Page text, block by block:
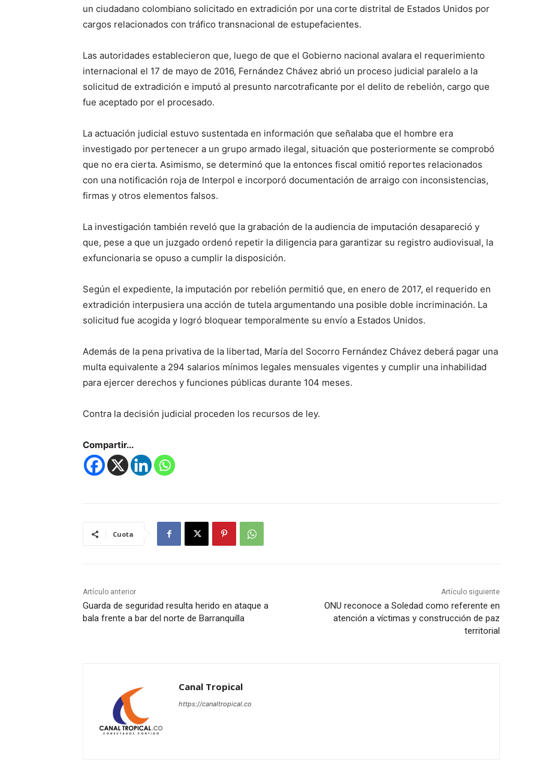
un ciudadano colombiano solicitado en extradición por una corte distrital de Estados Unidos por
cargos relacionados con tráfico transnacional de estupefacientes.
Las autoridades establecieron que, luego de que el Gobierno nacional avalara el requerimiento
internacional el 17 de mayo de 2016, Fernández Chávez abrió un proceso judicial paralelo a la
solicitud de extradición e imputó al presunto narcotraficante por el delito de rebelión, cargo que
fue aceptado por el procesado.
La actuación judicial estuvo sustentada en información que señalaba que el hombre era
investigado por pertenecer a un grupo armado ilegal, situación que posteriormente se comprobó
que no era cierta. Asimismo, se determinó que la entonces fiscal omitió reportes relacionados
con una notificación roja de Interpol e incorporó documentación de arraigo con inconsistencias,
firmas y otros elementos falsos.
La investigación también reveló que la grabación de la audiencia de imputación desapareció y
que, pese a que un juzgado ordenó repetir la diligencia para garantizar su registro audiovisual, la
exfuncionaria se opuso a cumplir la disposición.
Según el expediente, la imputación por rebelión permitió que, en enero de 2017, el requerido en
extradición interpusiera una acción de tutela argumentando una posible doble incriminación. La
solicitud fue acogida y logró bloquear temporalmente su envío a Estados Unidos.
Además de la pena privativa de la libertad, María del Socorro Fernández Chávez deberá pagar una
multa equivalente a 294 salarios mínimos legales mensuales vigentes y cumplir una inhabilidad
para ejercer derechos y funciones públicas durante 104 meses.
Contra la decisión judicial proceden los recursos de ley.
Compartir...
Cuota
Artículo anterior
Guarda de seguridad resulta herido en ataque a
bala frente a bar del norte de Barranquilla
Artículo siguiente
ONU reconoce a Soledad como referente en
atención a víctimas y construcción de paz
territorial
Canal Tropical
https://canaltropical.co